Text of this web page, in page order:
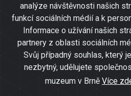
analýze návštěvnosti našich
funkcí sociálních médií a k
Informace o užívání našich
partnery z oblasti sociálních
Svůj případný souhlas, který
nezbytný, udělujete
muzeum v Brně Více